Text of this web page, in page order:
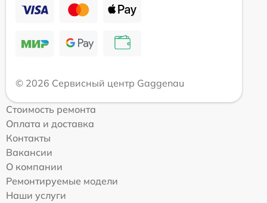
© 2026 Сервисный центр Gaggenau
Стоимость ремонта
Оплата и доставка
Контакты
Вакансии
О компании
Ремонтируемые модели
Наши услуги